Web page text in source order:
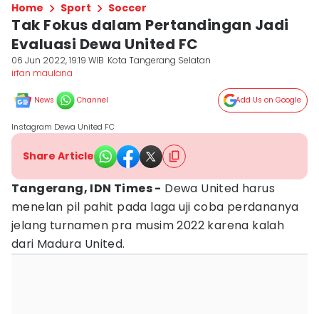
Home Sport Soccer
Tak Fokus dalam Pertandingan Jadi
Evaluasi Dewa United FC
06 Jun 2022, 19:19 WIB Kota Tangerang Selatan
irfan maulana
News Channel Add Us on Google
Instagram Dewa United FC
Share Article
Tangerang, IDN Times - Dewa United harus
menelan pil pahit pada laga uji coba perdananya
jelang turnamen pra musim 2022 karena kalah
dari Madura United.